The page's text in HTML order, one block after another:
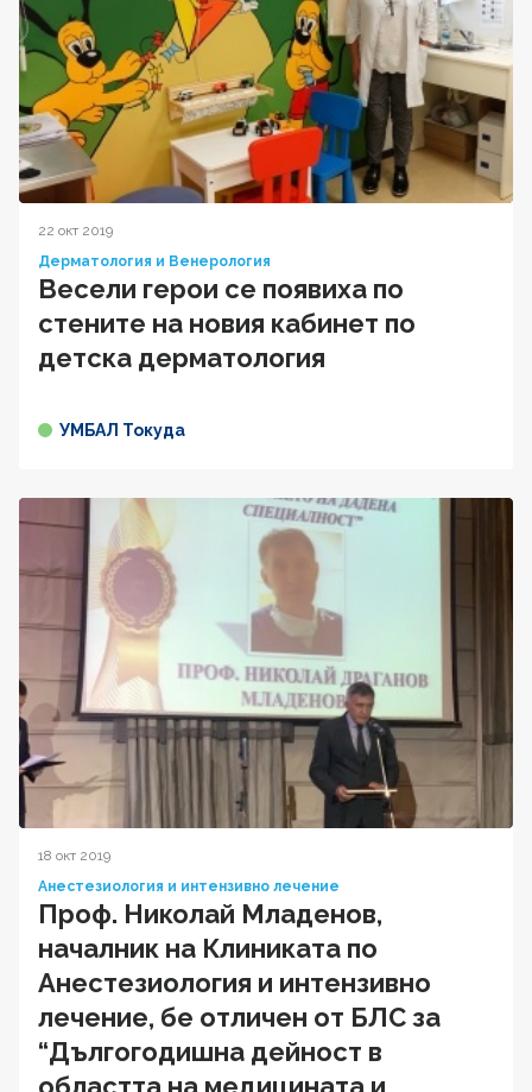
22 окт 2019
Дерматология и Венерология
Весели герои се появиха по
стените на новия кабинет по
детска дерматология
УМБАЛ Токуда
18 окт 2019
Анестезиология и интензивно лечение
Проф. Николай Младенов,
началник на Клиниката по
Анестезиология и интензивно
лечение, бе отличен от БЛС за
“Дългогодишна дейност в
областта на медицината и